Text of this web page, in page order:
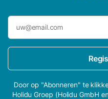
Door op "Abonneren" te
Holidu Groep (Holidu GmbH